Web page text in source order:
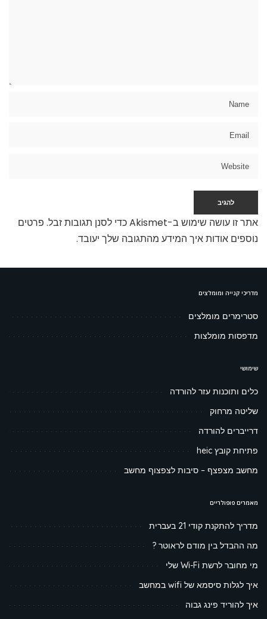
אתר זו עושה שימוש ב-Akismet כדי לסנן תגובות זבל.
פרטים
נוספים אודות איך המידע מהתגובה שלך יעובד.
מדריכי קנייה ומומלצים
סטרימרים מומלצים
מדפסות מומלצות
שימושי
כלים ותוכנות עזר להורדה
שליטה מרחוק
דרייברים להורדה
פתיחת קובץ heic
מחשב מצפצף – סיבות לצפצוף מחשב
מאמרים פופולריים
מדריך להתקנת קודי 21 בעברית
מה ההבדל בין מודם לראוטר ?
מי מחובר לרשת Wi-Fi שלי
איך לגלות סיסמא של wifi במחשב
איך להוריד פינג גבוה